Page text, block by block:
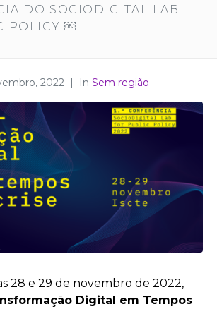
DO SOCIODIGITAL LAB
POLICY ￼
2022 In Sem região
28 e 29 de novembro de 2022,
Digital em Tempos